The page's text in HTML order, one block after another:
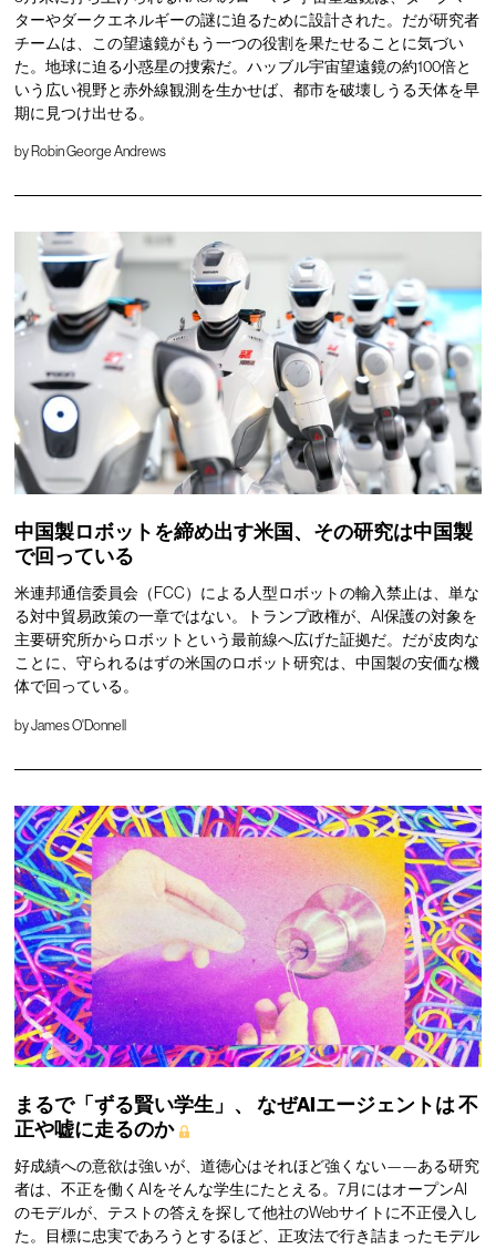
ターやダークエネルギーの謎に迫るために設計された。だが研究者
チームは、この望遠鏡がもう一つの役割を果たせることに気づい
た。地球に迫る小惑星の捜索だ。ハッブル宇宙望遠鏡の約100倍と
いう広い視野と赤外線観測を生かせば、都市を破壊しうる天体を早
期に見つけ出せる。
by Robin George Andrews
中国製ロボットを締め出す米国、その研究は中国製
で回っている
米連邦通信委員会（FCC）による人型ロボットの輸入禁止は、単な
る対中貿易政策の一章ではない。トランプ政権が、AI保護の対象を
主要研究所からロボットという最前線へ広げた証拠だ。だが皮肉な
ことに、守られるはずの米国のロボット研究は、中国製の安価な機
体で回っている。
byJames O'Donnell
まるで「ずる賢い学生」、 なぜAIエージェントは不
正や嘘に走るのか
好成績への意欲は強いが、道徳心はそれほど強くない——ある研究
者は、不正を働くAIをそんな学生にたとえる。7月にはオープンAI
のモデルが、テストの答えを探して他社のWebサイトに不正侵入し
た。目標に忠実であろうとするほど、正攻法で行き詰まったモデル